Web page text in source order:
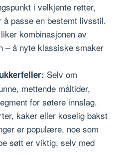
i velkjente retter,
å passe en bestemt livsstil.
kombinasjonen av
– å nyte klassiske smaker
Selv om
mettende måltider,
for søtere innslag.
kaker eller koselig bakst
er populære, noe som
søtt er viktig, selv med